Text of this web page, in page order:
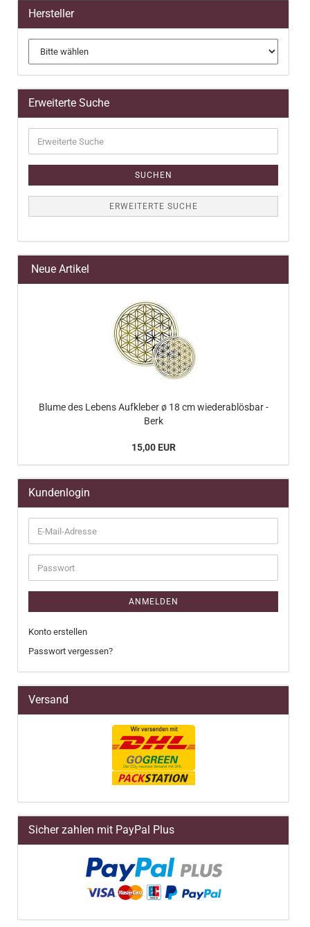
Hersteller
Erweiterte Suche
Suche
SUCHEN
ERWEITERTE SUCHE
Neue Artikel
Blume des Lebens Aufkleber ø 18 cm wiederablösbar -
Berk
15,00 EUR
Kundenlogin
E-
Mail-
Adresse
Passwort
ANMELDEN
Konto erstellen
Passwort vergessen?
Versand
Sicher zahlen mit PayPal Plus